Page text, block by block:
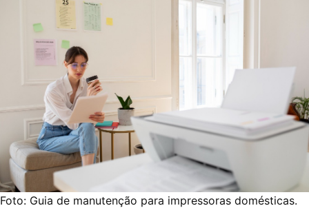
Foto: Guia de manutenção para impressoras domésticas.